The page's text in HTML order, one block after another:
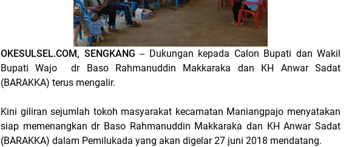
OKESULSEL.COM, SENGKANG -- Dukungan kepada Calon Bupati dan Wakil
Bupati Wajo dr Baso Rahmanuddin Makkaraka dan KH Anwar Sadat
(BARAKKA) terus mengalir.
Kini giliran sejumlah tokoh masyarakat kecamatan Maniangpajo menyatakan
siap memenangkan dr Baso Rahmanuddin Makkaraka dan KH Anwar Sadat
(BARAKKA) dalam Pemilukada yang akan digelar 27 juni 2018 mendatang.